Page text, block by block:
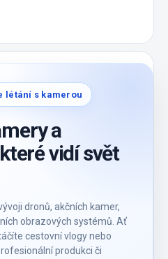
létání s kamerou
a
vidí svět
dronů, akčních kamer,
obrazových systémů. Ať
cestovní vlogy nebo
produkci či